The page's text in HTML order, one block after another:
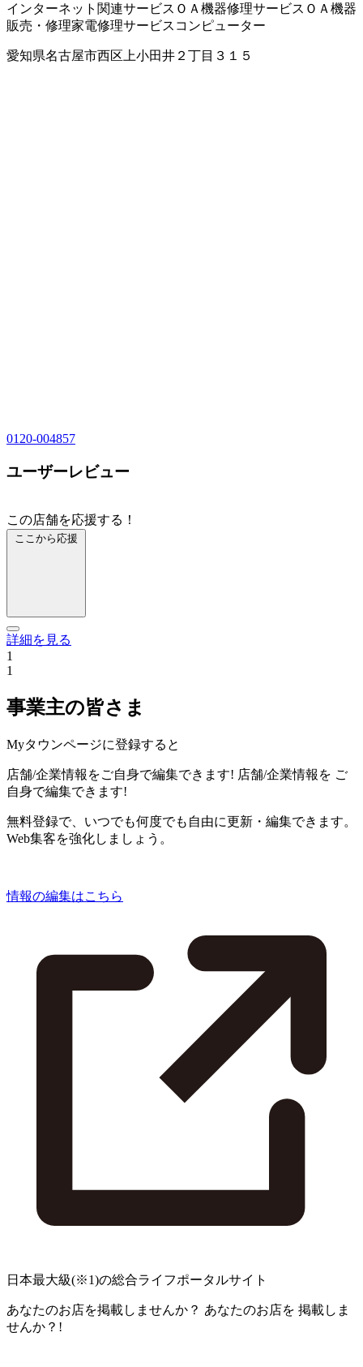
インターネット関連サービス ＯＡ機器修理サービス ＯＡ機器
販売・修理家電修理サービス コンピューター
愛知県名古屋市西区上小田井２丁目３１５
0120-004857
ユーザーレビュー
この店舗を応援する！
ここから応援
詳細を見る
1
1
事業主の皆さま
Myタウンページに登録すると
店舗/企業情報をご自身で編集できます! 店舗/企業情報を ご
自身で編集できます!
無料登録で、いつでも何度でも自由に更新・編集できます。
Web集客を強化しましょう。
情報の編集はこちら
日本最大級(※1)の総合ライフポータルサイト
あなたのお店を掲載しませんか？ あなたのお店を 掲載しま
せんか？!